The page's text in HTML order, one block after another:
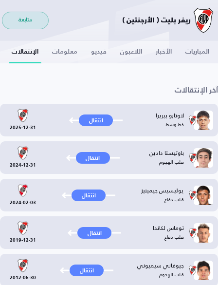
ريفر بليت ( الأرجنتين ) متابعة
المباريات الأخبار اللاعبون فيديو معلومات الإنتقالات
آخر الإنتقالات
لاوتارو بيريرا
خط وسط انتقال
2025-12-31
باوتيستا دادين
قلب الهجوم انتقال
2024-12-31
يوليسيس جيمينيز
قلب دفاع انتقال
2024-02-03
توماس لكاندا
قلب دفاع انتقال
2019-12-31
جيوفاني سيميوني
قلب الهجوم انتقال
2012-06-30